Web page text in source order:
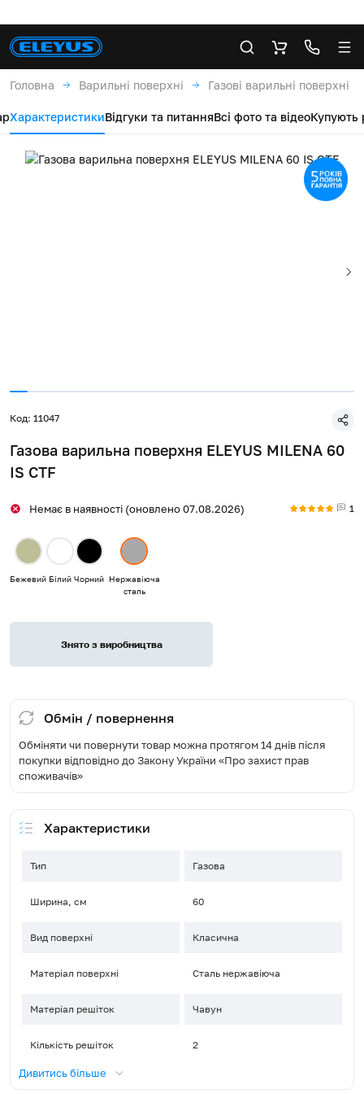
Головна Варильні поверхні Газові варильні поверхні
ХарактеристикиВідгуки та питанняВсі фото та відеоКупують
Код: 11047
Газова варильна поверхня ELEYUS MILENA 60
IS CTF
Немає в наявності (оновлено 07.08.2026) 1
Бежевий Білий Чорний Нержавіюча
сталь
Знято з виробництва
Обмін / повернення
Обміняти чи повернути товар можна протягом 14 днів після
покупки відповідно до Закону України «Про захист прав
споживачів»
Характеристики
Тип Газова
Ширина, см 60
Вид поверхні Класична
Матеріал поверхні Сталь нержавіюча
Матеріал решіток Чавун
Кількість решіток 2
Управління
Дивитись більше